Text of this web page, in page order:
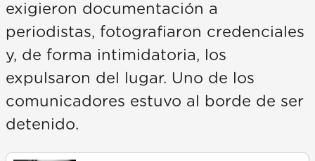
exigieron documentación a
periodistas, fotografiaron credenciales
y, de forma intimidatoria, los
expulsaron del lugar. Uno de los
comunicadores estuvo al borde de ser
detenido.